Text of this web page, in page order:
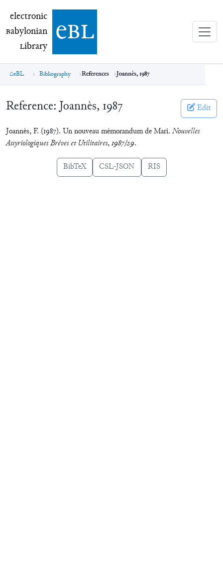
electronic Babylonian Library (eBL)
electronic
Babylonian
Library ebl
eBL Bibliography References Joannès, 1987
Reference:Joannès, 1987 Edit
Joannès, F. (1987). Un nouveau mémorandum de Mari. Nouvelles
Assyriologiques Brèves et Utilitaires,1987/29.
BibTeX CSL-JSON RIS